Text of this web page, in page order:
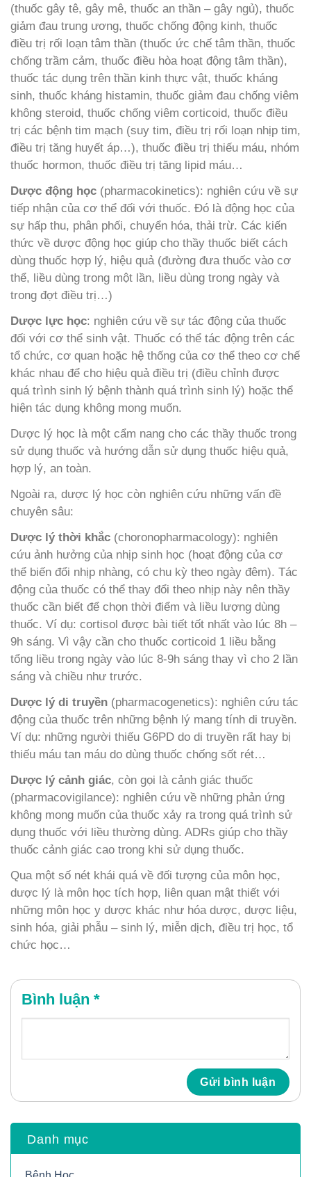
(thuốc gây tê, gây mê, thuốc an thần – gây ngủ), thuốc
giảm đau trung ương, thuốc chống động kinh, thuốc
điều trị rối loạn tâm thần (thuốc ức chế tâm thần, thuốc
chống trầm cảm, thuốc điều hòa hoạt động tâm thần),
thuốc tác dụng trên thần kinh thực vật, thuốc kháng
sinh, thuốc kháng histamin, thuốc giảm đau chống viêm
không steroid, thuốc chống viêm corticoid, thuốc điều
trị các bệnh tim mạch (suy tim, điều trị rối loạn nhịp tim,
điều trị tăng huyết áp…), thuốc điều trị thiếu máu, nhóm
thuốc hormon, thuốc điều trị tăng lipid máu…
Dược động học (pharmacokinetics): nghiên cứu về sự
tiếp nhận của cơ thể đối với thuốc. Đó là động học của
sự hấp thu, phân phối, chuyển hóa, thải trừ. Các kiến
thức về dược động học giúp cho thầy thuốc biết cách
dùng thuốc hợp lý, hiệu quả (đường đưa thuốc vào cơ
thể, liều dùng trong một lần, liều dùng trong ngày và
trong đợt điều trị…)
Dược lực học: nghiên cứu về sự tác động của thuốc
đối với cơ thể sinh vật. Thuốc có thể tác động trên các
tổ chức, cơ quan hoặc hệ thống của cơ thể theo cơ chế
khác nhau để cho hiệu quả điều trị (điều chỉnh được
quá trình sinh lý bệnh thành quá trình sinh lý) hoặc thể
hiện tác dụng không mong muốn.
Dược lý học là một cẩm nang cho các thầy thuốc trong
sử dụng thuốc và hướng dẫn sử dụng thuốc hiệu quả,
hợp lý, an toàn.
Ngoài ra, dược lý học còn nghiên cứu những vấn đề
chuyên sâu:
Dược lý thời khắc (choronopharmacology): nghiên
cứu ảnh hưởng của nhịp sinh học (hoạt động của cơ
thể biến đổi nhịp nhàng, có chu kỳ theo ngày đêm). Tác
động của thuốc có thể thay đổi theo nhịp này nên thầy
thuốc cần biết để chọn thời điểm và liều lượng dùng
thuốc. Ví dụ: cortisol được bài tiết tốt nhất vào lúc 8h –
9h sáng. Vì vậy cần cho thuốc corticoid 1 liều bằng
tổng liều trong ngày vào lúc 8-9h sáng thay vì cho 2 lần
sáng và chiều như trước.
Dược lý di truyền (pharmacogenetics): nghiên cứu tác
động của thuốc trên những bệnh lý mang tính di truyền.
Ví dụ: những người thiếu G6PD do di truyền rất hay bị
thiếu máu tan máu do dùng thuốc chống sốt rét…
Dược lý cảnh giác, còn gọi là cảnh giác thuốc
(pharmacovigilance): nghiên cứu về những phản ứng
không mong muốn của thuốc xảy ra trong quá trình sử
dụng thuốc với liều thường dùng. ADRs giúp cho thầy
thuốc cảnh giác cao trong khi sử dụng thuốc.
Qua một số nét khái quá về đối tượng của môn học,
dược lý là môn học tích hợp, liên quan mật thiết với
những môn học y dược khác như hóa dược, dược liệu,
sinh hóa, giải phẫu – sinh lý, miễn dịch, điều trị học, tổ
chức học…
Bình luận *
Danh mục